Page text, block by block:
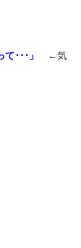
･･･」
←気